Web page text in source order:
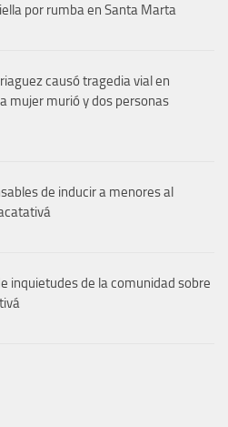
por rumba en Santa Marta
causó tragedia vial en
mujer murió y dos personas
de inducir a menores al
inquietudes de la comunidad sobre